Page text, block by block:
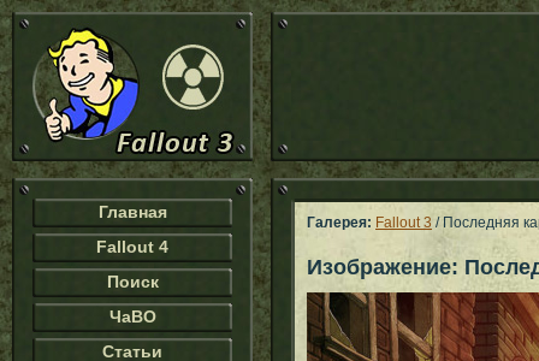
Главная
Fallout 4
Поиск
ЧаВО
Статьи
Галерея: Fallout 3 / Последняя
Изображение: